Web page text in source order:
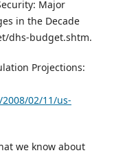
Major
in the Decade
dhs-budget.shtm.
Projections:
02/11/us-
we know about